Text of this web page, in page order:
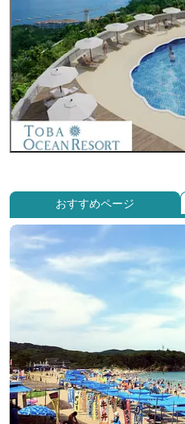
おすすめページ